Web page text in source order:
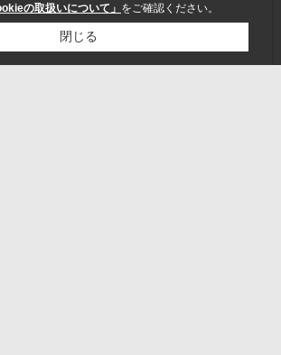
の取扱いについて」 をご確認ください。
閉じる